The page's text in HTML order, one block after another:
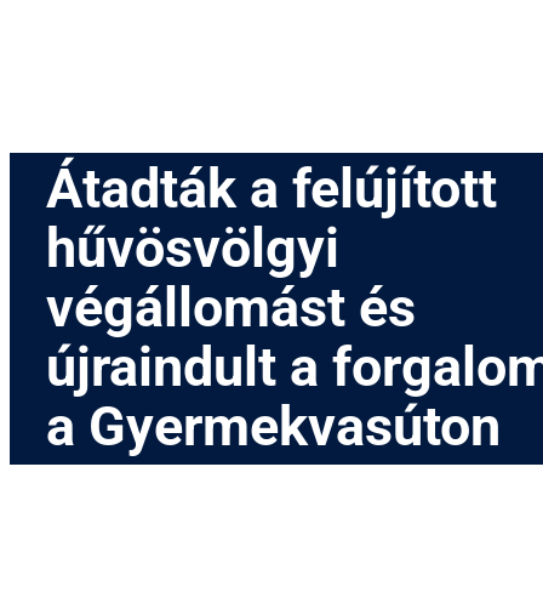
Átadták a felújított
hűvösvölgyi
végállomást és
újraindult a
a Gyermekvasúton